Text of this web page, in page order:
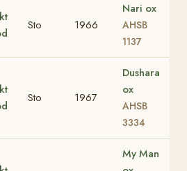
Sto 1966
Nari ox
AHSB
1137
Sto 1967
Dushara
ox
AHSB
3334
My Man